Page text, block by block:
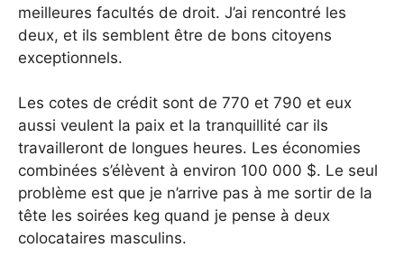
meilleures facultés de droit. J’ai rencontré les
deux, et ils semblent être de bons citoyens
exceptionnels.
Les cotes de crédit sont de 770 et 790 et eux
aussi veulent la paix et la tranquillité car ils
travailleront de longues heures. Les économies
combinées s’élèvent à environ 100 000 $. Le seul
problème est que je n’arrive pas à me sortir de la
tête les soirées keg quand je pense à deux
colocataires masculins.